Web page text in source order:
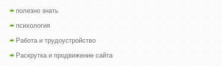
полезно знать
психология
Работа и трудоустройство
Раскрутка и продвижение сайта